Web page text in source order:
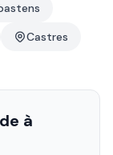
Castres
à